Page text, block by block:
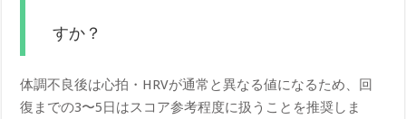
すか？
体調不良後は心拍・HRVが通常と異なる値になるため、回
復までの3〜5日はスコア参考程度に扱うことを推奨しま